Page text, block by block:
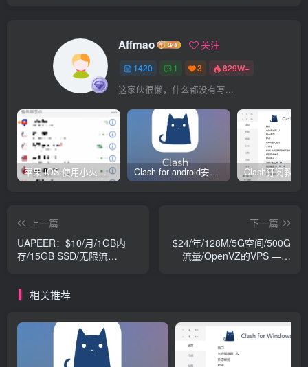
Affmao 关注
1420 1 3 829W+
这家伙很懒，什么都没有写...
苹果 iOS 使用小火箭(shadowrocket)新手教程 Clash for android安卓客户端保姆级新手使用教程
上一篇
UAPEER：$10/月/1GB内
存/15GB SSD/无限流
下一篇
$24/年/128M/5G空间/500G
流量/OpenVZ的VPS ——
相关推荐